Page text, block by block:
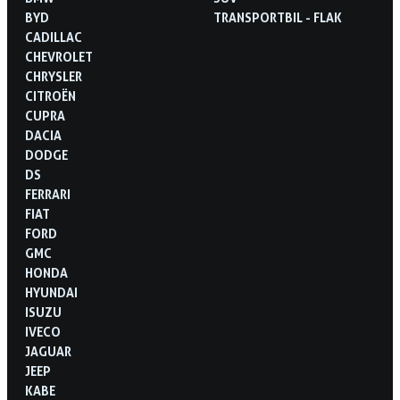
BYD
CADILLAC
CHEVROLET
CHRYSLER
CITROËN
CUPRA
DACIA
DODGE
DS
FERRARI
FIAT
FORD
GMC
HONDA
HYUNDAI
ISUZU
IVECO
JAGUAR
JEEP
KABE
TRANSPORTBIL - FLAK